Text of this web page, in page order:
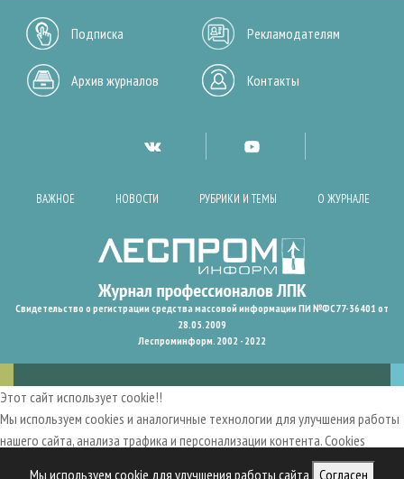
Мы используем cookie для улучшения работы сайта Согласен
Подписка Рекламодателям
Архив журналов Контакты
ВАЖНОЕ НОВОСТИ РУБРИКИ И ТЕМЫ О ЖУРНАЛЕ
Свидетельство о регистрации средства массовой информации ПИ №ФС77-36401 от
28.05.2009
Леспроминформ. 2002 - 2022
Этот сайт использует cookie!!
Мы используем cookies и аналогичные технологии для улучшения работы
нашего сайта, анализа трафика и персонализации контента. Cookies